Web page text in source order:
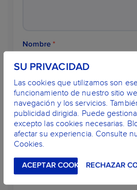
Nombre *
E-mail*
Teléfono
SU PRIVACIDAD
Las cookies que utilizamos son
funcionamiento de nuestro sitio
navegación y los servicios.
publicidad dirigida. Puede
excepto las cookies necesarias.
afectar su experiencia. Consulte
Cookies.
ACEPTAR COOKIESRECHAZAR